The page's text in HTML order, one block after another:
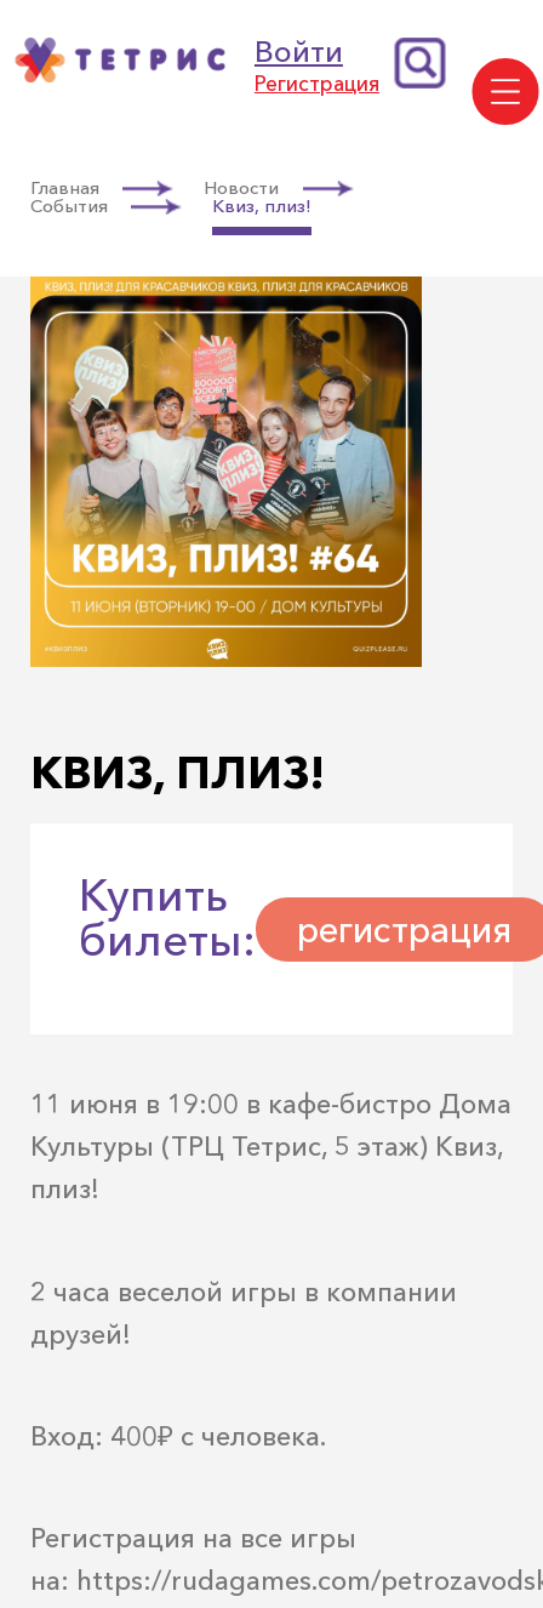
Войти
Регистрация
Главная
Новости
События
Квиз, плиз!
КВИЗ, ПЛИЗ!
Купить
билеты:
регистрация
11 июня в 19:00 в кафе-бистро Дома
Культуры (ТРЦ Тетрис, 5 этаж) Квиз,
плиз!
2 часа веселой игры в компании
друзей!
Вход: 400₽ с человека.
Регистрация на все игры
на: https://rudagames.com/